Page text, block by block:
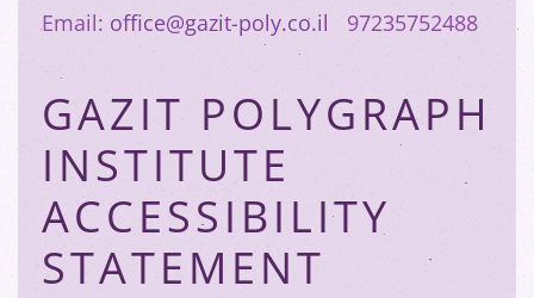
Email: office@gazit-poly.co.il 97235752488
GAZIT POLYGRAPH
INSTITUTE
ACCESSIBILITY
STATEMENT